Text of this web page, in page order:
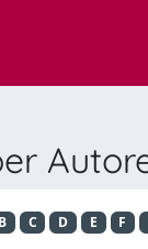
B C D E F